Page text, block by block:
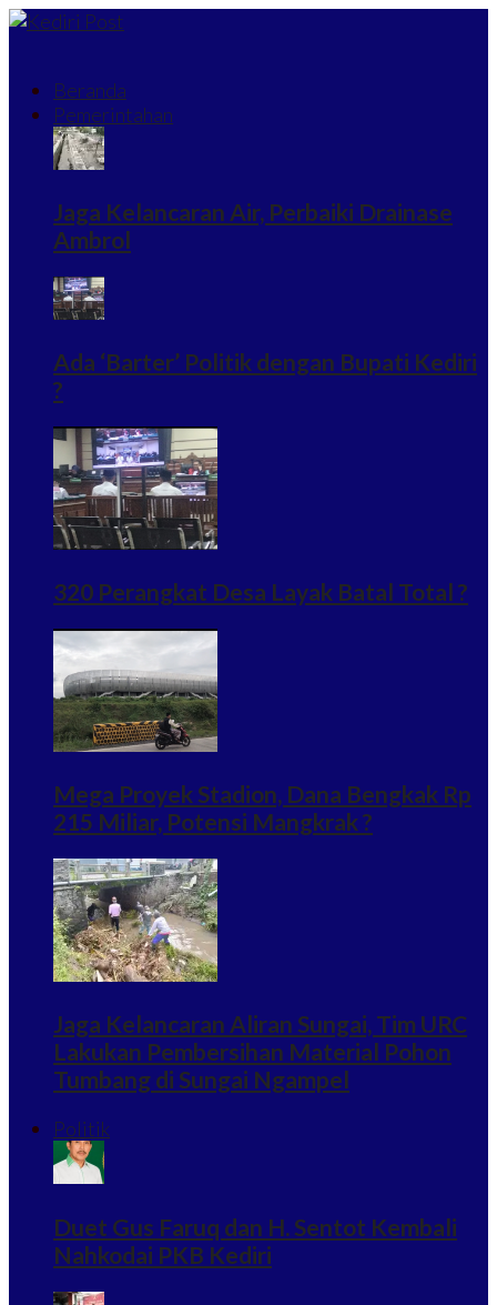
Beranda
Pemerintahan
Jaga Kelancaran Air, Perbaiki Drainase
Ambrol
Ada ‘Barter’ Politik dengan Bupati Kediri
?
320 Perangkat Desa Layak Batal Total ?
Mega Proyek Stadion, Dana Bengkak Rp
215 Miliar, Potensi Mangkrak ?
Jaga Kelancaran Aliran Sungai, Tim URC
Lakukan Pembersihan Material Pohon
Tumbang di Sungai Ngampel
Politik
Duet Gus Faruq dan H. Sentot Kembali
Nahkodai PKB Kediri